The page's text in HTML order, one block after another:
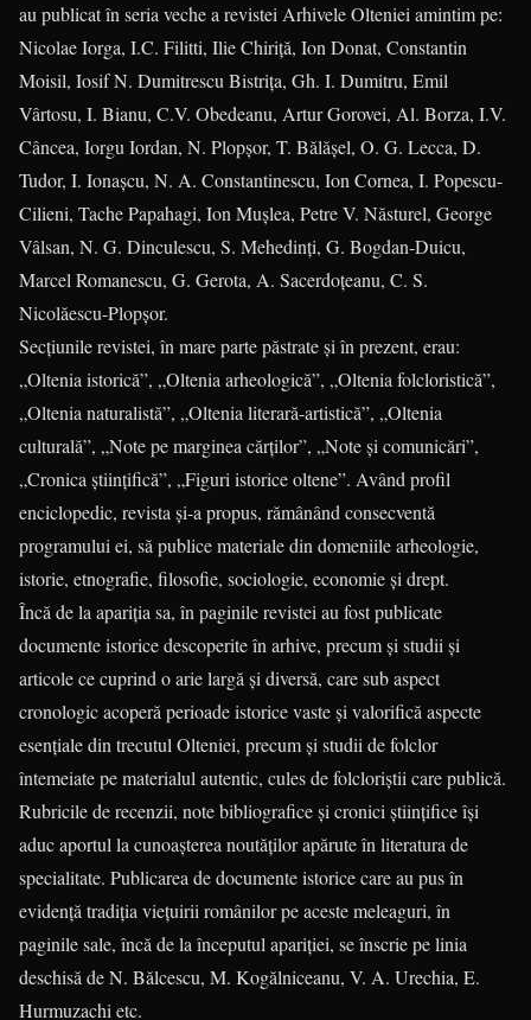
au publicat în seria veche a revistei Arhivele Olteniei amintim pe:
Nicolae Iorga, I.C. Filitti, Ilie Chiriță, Ion Donat, Constantin
Moisil, Iosif N. Dumitrescu Bistrița, Gh. I. Dumitru, Emil
Vârtosu, I. Bianu, C.V. Obedeanu, Artur Gorovei, Al. Borza, I.V.
Câncea, Iorgu Iordan, N. Plopșor, T. Bălășel, O. G. Lecca, D.
Tudor, I. Ionașcu, N. A. Constantinescu, Ion Cornea, I. Popescu-
Cilieni, Tache Papahagi, Ion Mușlea, Petre V. Năsturel, George
Vâlsan, N. G. Dinculescu, S. Mehedinți, G. Bogdan-Duicu,
Marcel Romanescu, G. Gerota, A. Sacerdoțeanu, C. S.
Nicolăescu-Plopșor.
Secțiunile revistei, în mare parte păstrate și în prezent, erau:
„Oltenia istorică”, „Oltenia arheologică”, „Oltenia folcloristică”,
„Oltenia naturalistă”, „Oltenia literară-artistică”, „Oltenia
culturală”, „Note pe marginea cărților”, „Note și comunicări”,
„Cronica științifică”, „Figuri istorice oltene”. Având profil
enciclopedic, revista și-a propus, rămânând consecventă
programului ei, să publice materiale din domeniile arheologie,
istorie, etnografie, filosofie, sociologie, economie și drept.
Încă de la apariția sa, în paginile revistei au fost publicate
documente istorice descoperite în arhive, precum și studii și
articole ce cuprind o arie largă și diversă, care sub aspect
cronologic acoperă perioade istorice vaste și valorifică aspecte
esențiale din trecutul Olteniei, precum și studii de folclor
întemeiate pe materialul autentic, cules de folcloriștii care publică.
Rubricile de recenzii, note bibliografice și cronici științifice își
aduc aportul la cunoașterea noutăților apărute în literatura de
specialitate. Publicarea de documente istorice care au pus în
evidență tradiția viețuirii românilor pe aceste meleaguri, în
paginile sale, încă de la începutul apariției, se înscrie pe linia
deschisă de N. Bălcescu, M. Kogălniceanu, V. A. Urechia, E.
Hurmuzachi etc.